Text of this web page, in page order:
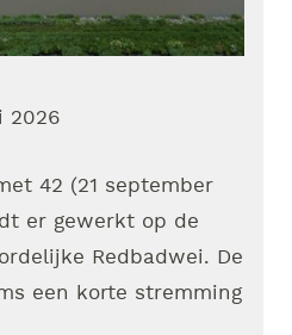
2026
42 (21 september
er gewerkt op de
Redbadwei. De
een korte stremming